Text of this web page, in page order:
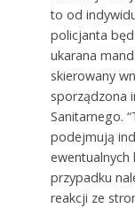
to od
policjanta
ukarana
skierowany
sporządzona
Sanitarnego.
podejmują
ewentualnych
przypadku
reakcji ze